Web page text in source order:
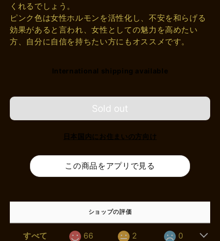
くれるでしょう。
ピンク色は女性ホルモンを活性化し、不安を和らげる
効果があると言われ、女性としての魅力を高めたい
方、自分に自信を持ちたい方にもオススメです。
International shipping available
Sold out
日本国内にお住まいの方向け
この商品をアプリで見る
ショップの評価
すべて 66 2 0